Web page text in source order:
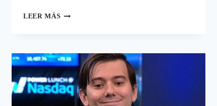
LEER MÁS NO
LAS
#ENFERMEDADESPIJAS